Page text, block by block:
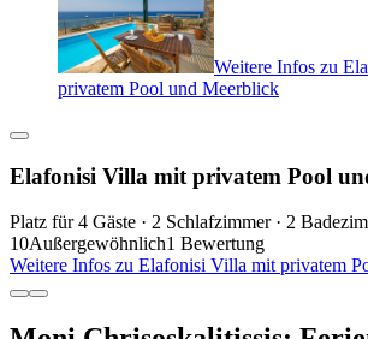
Weitere Infos zu
privatem Pool und Meerblick
Elafonisi Villa mit privatem Pool
Platz für 4 Gäste · 2 Schlafzimmer · 2
10Außergewöhnlich1 Bewertung
Weitere Infos zu Elafonisi Villa mit privatem